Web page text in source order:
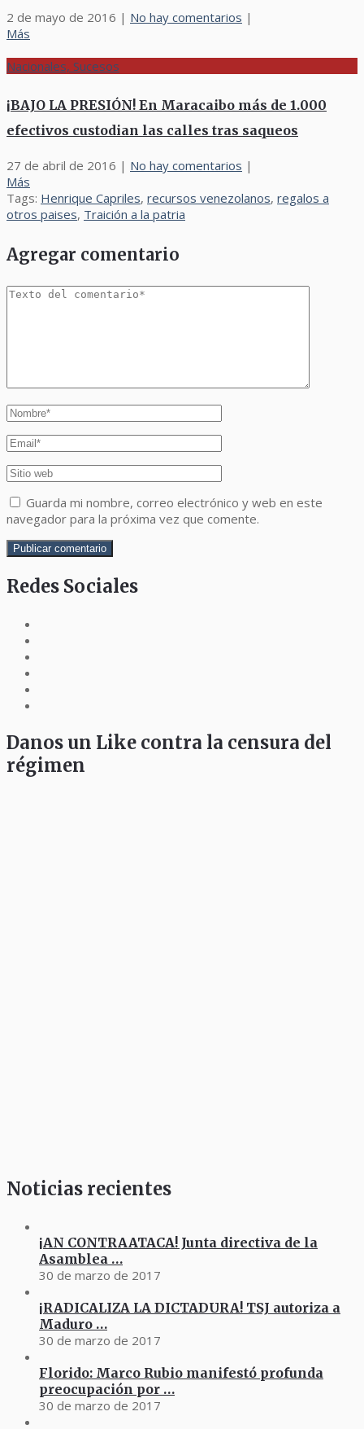
2 de mayo de 2016 | No hay comentarios |
Más
Nacionales, Sucesos
¡BAJO LA PRESIÓN! En Maracaibo más de 1.000
efectivos custodian las calles tras saqueos
27 de abril de 2016 | No hay comentarios |
Más
Tags: Henrique Capriles, recursos venezolanos, regalos a
otros paises, Traición a la patria
Agregar comentario
Guarda mi nombre, correo electrónico y web en este
navegador para la próxima vez que comente.
Redes Sociales
Danos un Like contra la censura del
régimen
Noticias recientes
¡AN CONTRAATACA! Junta directiva de la
Asamblea …
30 de marzo de 2017
¡RADICALIZA LA DICTADURA! TSJ autoriza a
Maduro …
30 de marzo de 2017
Florido: Marco Rubio manifestó profunda
preocupación por …
30 de marzo de 2017